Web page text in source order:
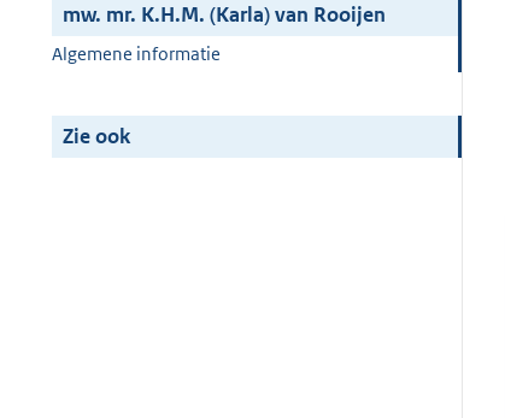
mw. mr. K.H.M. (Karla) van Rooijen
Algemene informatie
Zie ook